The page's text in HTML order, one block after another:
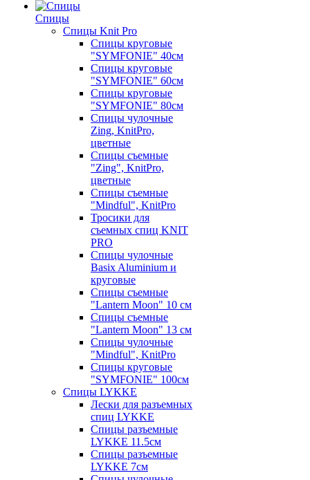
Спицы
Спицы Knit Pro
Спицы круговые
"SYMFONIE" 40см
Спицы круговые
"SYMFONIE" 60см
Спицы круговые
"SYMFONIE" 80см
Спицы чулочные
Zing, KnitPro,
цветные
Спицы съемные
"Zing", KnitPro,
цветные
Спицы съемные
"Mindful", KnitPro
Тросики для
съемных спиц KNIT
PRO
Спицы чулочные
Basix Aluminium и
круговые
Спицы съемные
"Lantern Moon" 10 см
Спицы съемные
"Lantern Moon" 13 см
Спицы чулочные
"Mindful", KnitPro
Спицы круговые
"SYMFONIE" 100см
Спицы LYKKE
Лески для разъемных
спиц LYKKE
Спицы разъемные
LYKKE 11.5см
Спицы разъемные
LYKKE 7см